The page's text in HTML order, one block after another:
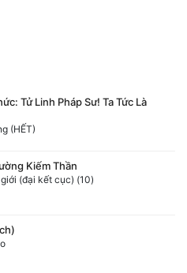
Tử Linh Pháp Sư! Ta Tức Là
(HẾT)
Kiếm Thần
(đại kết cục) (10)